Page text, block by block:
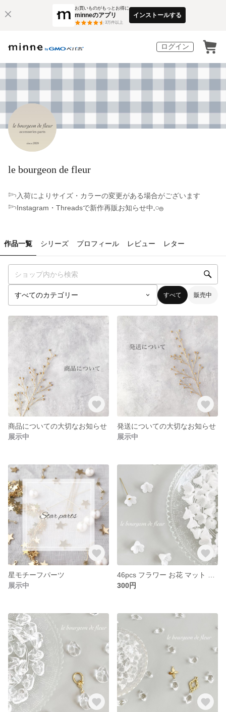
お買いものがもっとお得に
minneのアプリ
3万件以上
インストールする
ログイン
le bourgeon de fleur
𓆸入荷によりサイズ・カラーの変更がある場合がございます
𓆸Instagram・Threadsで新作再販お知らせ中𓈒𓏸𓐍
作品一覧 シリーズ プロフィール レビュー レター
すべて 販売中
商品についての大切なお知らせ
展示中
発送についての大切なお知らせ
展示中
星モチーフパーツ
展示中
300円